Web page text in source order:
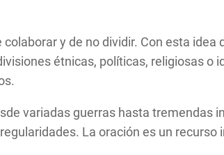
y de no dividir. Con esta
étnicas, políticas, religiosas
variadas guerras hasta tremendas
La oración es un recurso